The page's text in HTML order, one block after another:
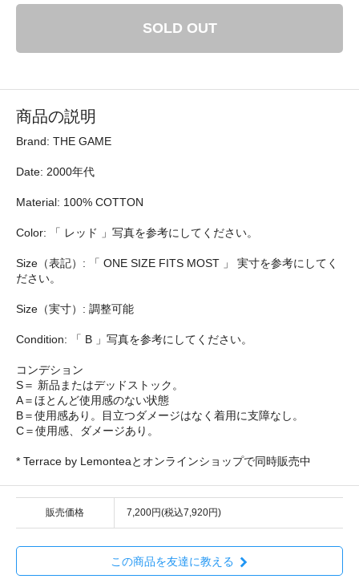
SOLD OUT
商品の説明
Brand: THE GAME
Date: 2000年代
Material: 100% COTTON
Color: 「 レッド 」写真を参考にしてください。
Size（表記）: 「 ONE SIZE FITS MOST 」 実寸を参考にしてく
ださい。
Size（実寸）: 調整可能
Condition: 「 B 」写真を参考にしてください。
コンデション
S＝ 新品またはデッドストック。
A＝ほとんど使用感のない状態
B＝使用感あり。目立つダメージはなく着用に支障なし。
C＝使用感、ダメージあり。
* Terrace by Lemonteaとオンラインショップで同時販売中
販売価格 7,200円(税込7,920円)
この商品を友達に教える